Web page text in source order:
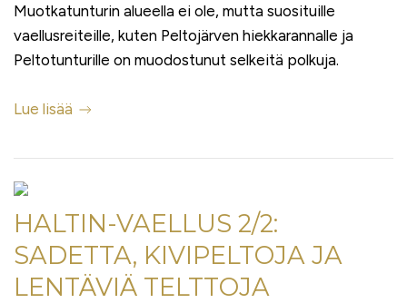
Muotkatunturin alueella ei ole, mutta suosituille
vaellusreiteille, kuten Peltojärven hiekkarannalle ja
Peltotunturille on muodostunut selkeitä polkuja.
Lue lisää
HALTIN-VAELLUS 2/2:
SADETTA, KIVIPELTOJA JA
LENTÄVIÄ TELTTOJA